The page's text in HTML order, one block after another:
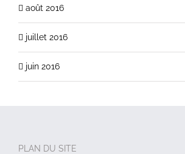
août 2016
juillet 2016
juin 2016
PLAN DU SITE